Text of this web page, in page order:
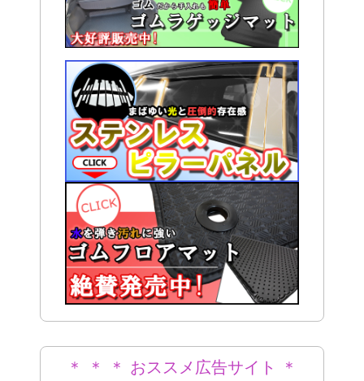
＊ ＊ ＊ おススメ広告サイト ＊